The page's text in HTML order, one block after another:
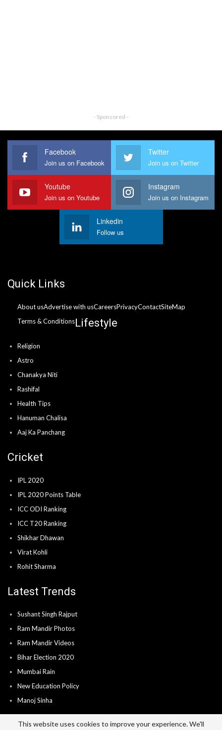
- Sponsored -
Facebook
Join us on Facebook
Twitter
Join us on Twitter
Youtube
Join us on Youtube
Instagram
Join us on Instagram
Linkedin
Follow us
Quick Links
About usAdvertise with usCareersPrivacyContactSiteMap
Terms & Conditions Lifestyle
Religion
Astro
Chanakya Niti
Rashifal
Health Tips
Hanuman Chalisa
Aaj Ka Panchang
Cricket
IPL 2020
IPL 2020 Points Table
ICC ODI Ranking
ICC T20 Ranking
Shikhar Dhawan
Virat Kohli
Rohit Sharma
Latest Trends
Sushant Singh Rajput
Ram Mandir Photos
Ram Mandir Videos
Bihar Election 2020
Mumbai Rain
New Education Policy
Manoj Sinha
This website uses cookies to improve your experience. We'll